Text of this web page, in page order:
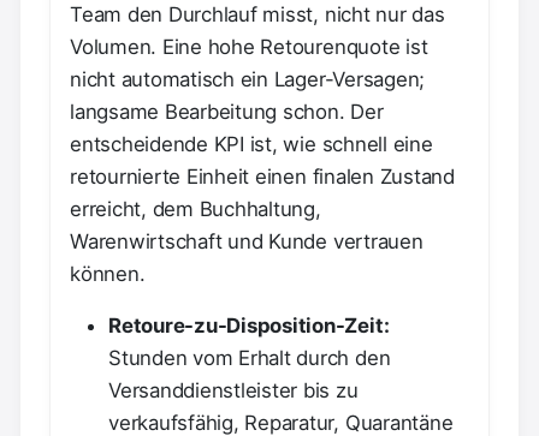
Team den Durchlauf misst, nicht nur das
Volumen. Eine hohe Retourenquote ist
nicht automatisch ein Lager-Versagen;
langsame Bearbeitung schon. Der
entscheidende KPI ist, wie schnell eine
retournierte Einheit einen finalen Zustand
erreicht, dem Buchhaltung,
Warenwirtschaft und Kunde vertrauen
können.
Retoure-zu-Disposition-Zeit:
Stunden vom Erhalt durch den
Versanddienstleister bis zu
verkaufsfähig, Reparatur, Quarantäne